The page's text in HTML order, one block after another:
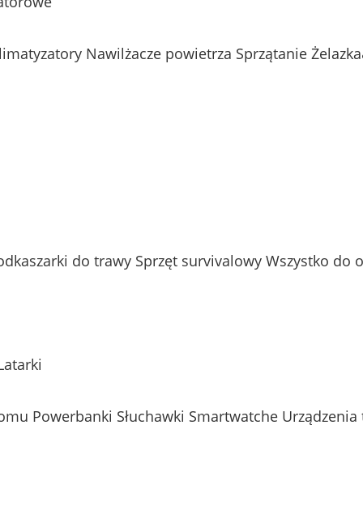
Nawilżacze powietrza Sprzątanie
do trawy Sprzęt survivalowy Wszystko do
Powerbanki Słuchawki Smartwatche